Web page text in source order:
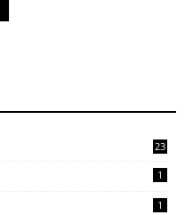
23
1
1